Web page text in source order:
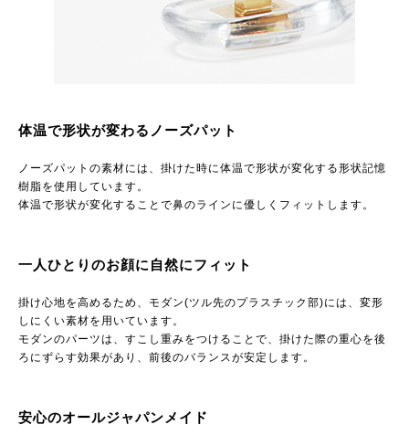
体温で形状が変わるノーズパット
ノーズパットの素材には、掛けた時に体温で形状が変化する形状記憶
樹脂を使用しています。
体温で形状が変化することで鼻のラインに優しくフィットします。
一人ひとりのお顔に自然にフィット
掛け心地を高めるため、モダン(ツル先のプラスチック部)には、変形
しにくい素材を用いています。
モダンのパーツは、すこし重みをつけることで、掛けた際の重心を後
ろにずらす効果があり、前後のバランスが安定します。
安心のオールジャパンメイド